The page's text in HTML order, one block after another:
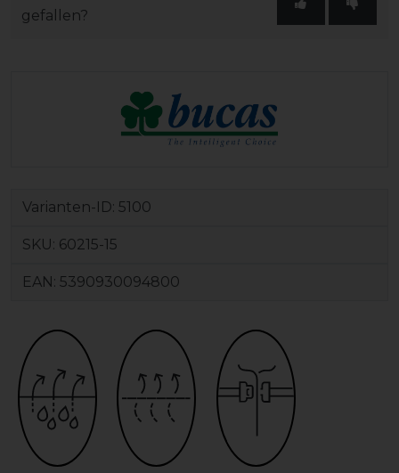
gefallen?
Varianten-ID: 5100
SKU: 60215-15
EAN: 5390930094800